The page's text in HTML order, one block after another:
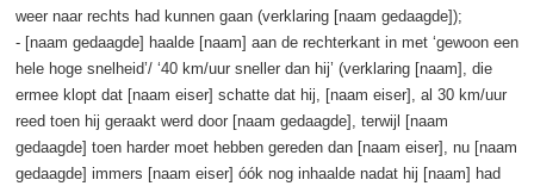
weer naar rechts had kunnen gaan (verklaring [naam gedaagde]);
- [naam gedaagde] haalde [naam] aan de rechterkant in met ‘gewoon een
hele hoge snelheid’/ ‘40 km/uur sneller dan hij’ (verklaring [naam], die
ermee klopt dat [naam eiser] schatte dat hij, [naam eiser], al 30 km/uur
reed toen hij geraakt werd door [naam gedaagde], terwijl [naam
gedaagde] toen harder moet hebben gereden dan [naam eiser], nu [naam
gedaagde] immers [naam eiser] óók nog inhaalde nadat hij [naam] had